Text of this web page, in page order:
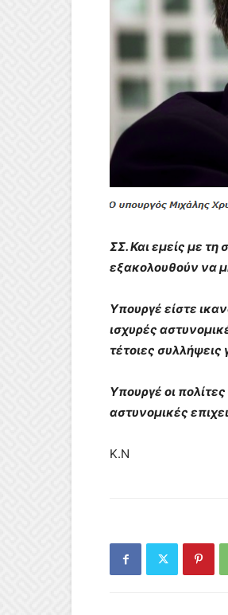
ΣΣ. Και εμείς με
εξακολουθούν να
Υπουργέ είστε
ισχυρές
τέτοιες συλλήψεις
Υπουργέ οι
αστυνομικές
Κ.Ν